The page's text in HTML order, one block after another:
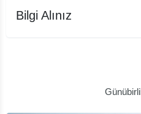
Bilgi Alınız